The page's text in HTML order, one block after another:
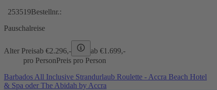
253519Bestellnr.:
Pauschalreise
Alter Preisab €2.296,- ab €1.699,-
pro PersonPreis pro Person
Barbados All Inclusive Strandurlaub Roulette - Accra Beach Hotel
& Spa oder The Abidah by Accra